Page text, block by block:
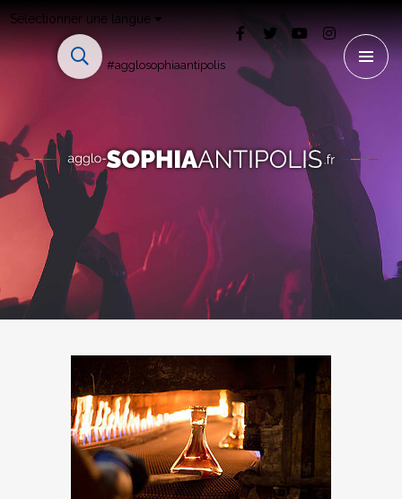
Sélectionner une langue
#agglosophiaantipolis